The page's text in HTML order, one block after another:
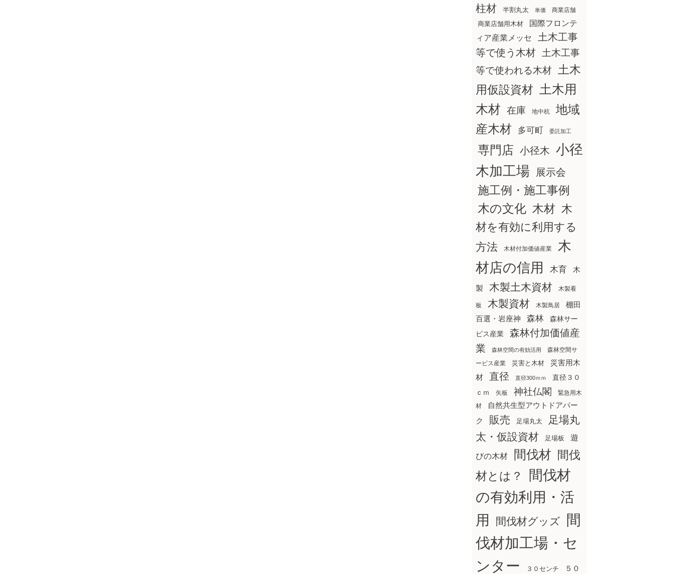
柱材
半割丸太 単価 商業店舗
商業店舗用木材
国際フロンテ
ィア産業メッセ
土木工事
等で使う木材
土木工事
等で使われる木材
土木
用仮設資材 土木用
木材 在庫 地中杭
地域
産木材
多可町 委託加工
専門店 小径木 小径
木加工場
展示会
施工例・施工事例
木の文化 木材 木
材を有効に利用する
方法
木材付加価値産業
木
材店の信用
木育 木
製 木製土木資材 木製看
板 木製資材 木製鳥居
棚田
百選・岩座神
森林
森林サー
ビス産業
森林付加価値産
業
森林空間の有効活用
森林空間サ
ービス産業
災害と木材
災害用木
材
直径 直径300ｍｍ
直径３０
ｃｍ
矢板 神社仏閣
緊急用木
材
自然共生型アウトドアパー
ク
販売 足場丸太
足場丸
太・仮設資材
足場板 遊
びの木材 間伐材 間伐
材とは？
間伐材
の有効利用・活
用
間伐材グッズ
間
伐材加工場・セ
ンター
３０センチ ５０